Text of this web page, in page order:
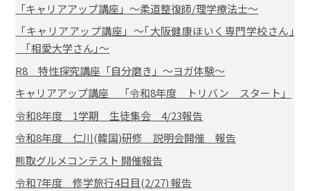
「キャリアアップ講座」～柔道整復師/理学療法士～
「キャリアアップ講座」～｢大阪健康ほいく専門学校さん｣
｢相愛大学さん｣～
R8 特性探究講座「自分磨き」～ヨガ体験～
キャリアアップ講座 「令和8年度 トリバン スタート」
令和8年度 1学期 生徒集会 4/23報告
令和8年度 仁川(韓国)研修 説明会開催 報告
熊取グルメコンテスト 開催報告
令和7年度 修学旅行4日目(2/27) 報告